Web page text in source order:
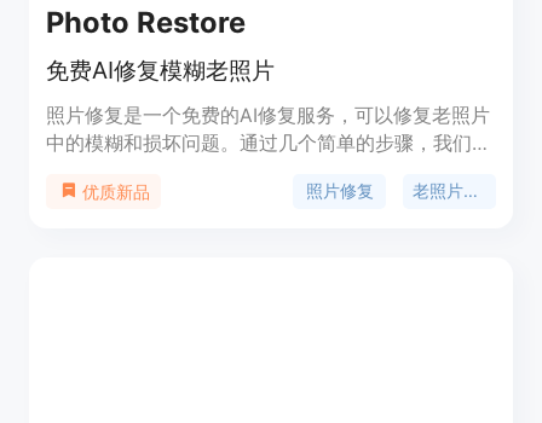
Photo Restore
免费AI修复模糊老照片
照片修复是一个免费的AI修复服务，可以修复老照片
中的模糊和损坏问题。通过几个简单的步骤，我们先
晰高质量的图像，让您引以为豪。我们理解保护珍贵
优质新品 照片修复 老照片修复